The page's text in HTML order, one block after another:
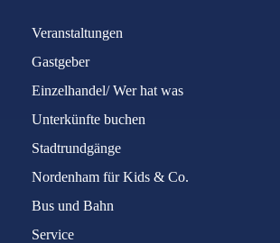
Veranstaltungen
Gastgeber
Einzelhandel/ Wer hat was
Unterkünfte buchen
Stadtrundgänge
Nordenham für Kids & Co.
Bus und Bahn
Service